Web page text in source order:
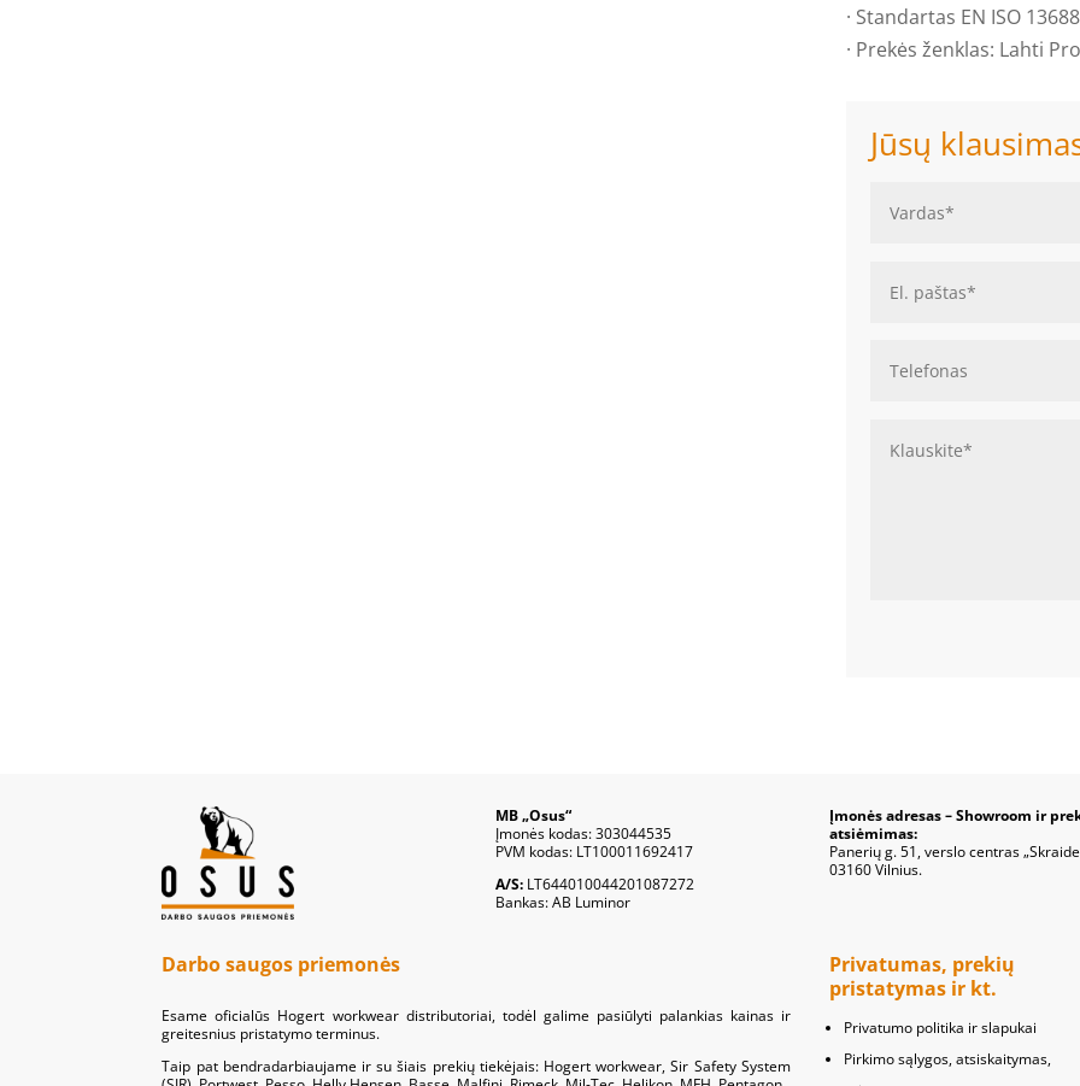
· Standartas EN ISO
· Prekės ženklas: Lahti
Jūsų
MB „Osus“
Įmonės kodas: 303044535
PVM kodas: LT100011692417
A/S: LT644010044201087272
Bankas: AB Luminor
Įmonės adresas – Showroom ir
atsiėmimas:
Panerių g. 51, verslo centras
03160 Vilnius.
Darbo saugos priemonės
Esame oficialūs Hogert workwear distributoriai, todėl galime pasiūlyti palankias kainas ir
greitesnius pristatymo terminus.
Taip pat bendradarbiaujame ir su šiais prekių tiekėjais: Hogert workwear, Sir Safety System
Privatumas, prekių
pristatymas ir kt.
Privatumo politika ir slapukai
Pirkimo sąlygos, atsiskaitymas,